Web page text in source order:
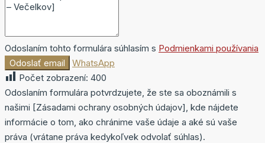
Odoslaním tohto formulára súhlasím s Podmienkami používania
Odoslať email
WhatsApp
Počet zobrazení: 400
Odoslaním formulára potvrdzujete, že ste sa oboznámili s
našimi [Zásadami ochrany osobných údajov], kde nájdete
informácie o tom, ako chránime vaše údaje a aké sú vaše
práva (vrátane práva kedykoľvek odvolať súhlas).